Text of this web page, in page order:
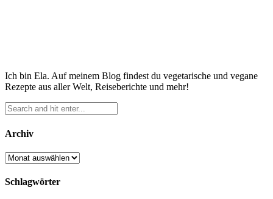
Ich bin Ela. Auf meinem Blog findest du vegetarische und vegane
Rezepte aus aller Welt, Reiseberichte und mehr!
Archiv
Archiv
Schlagwörter